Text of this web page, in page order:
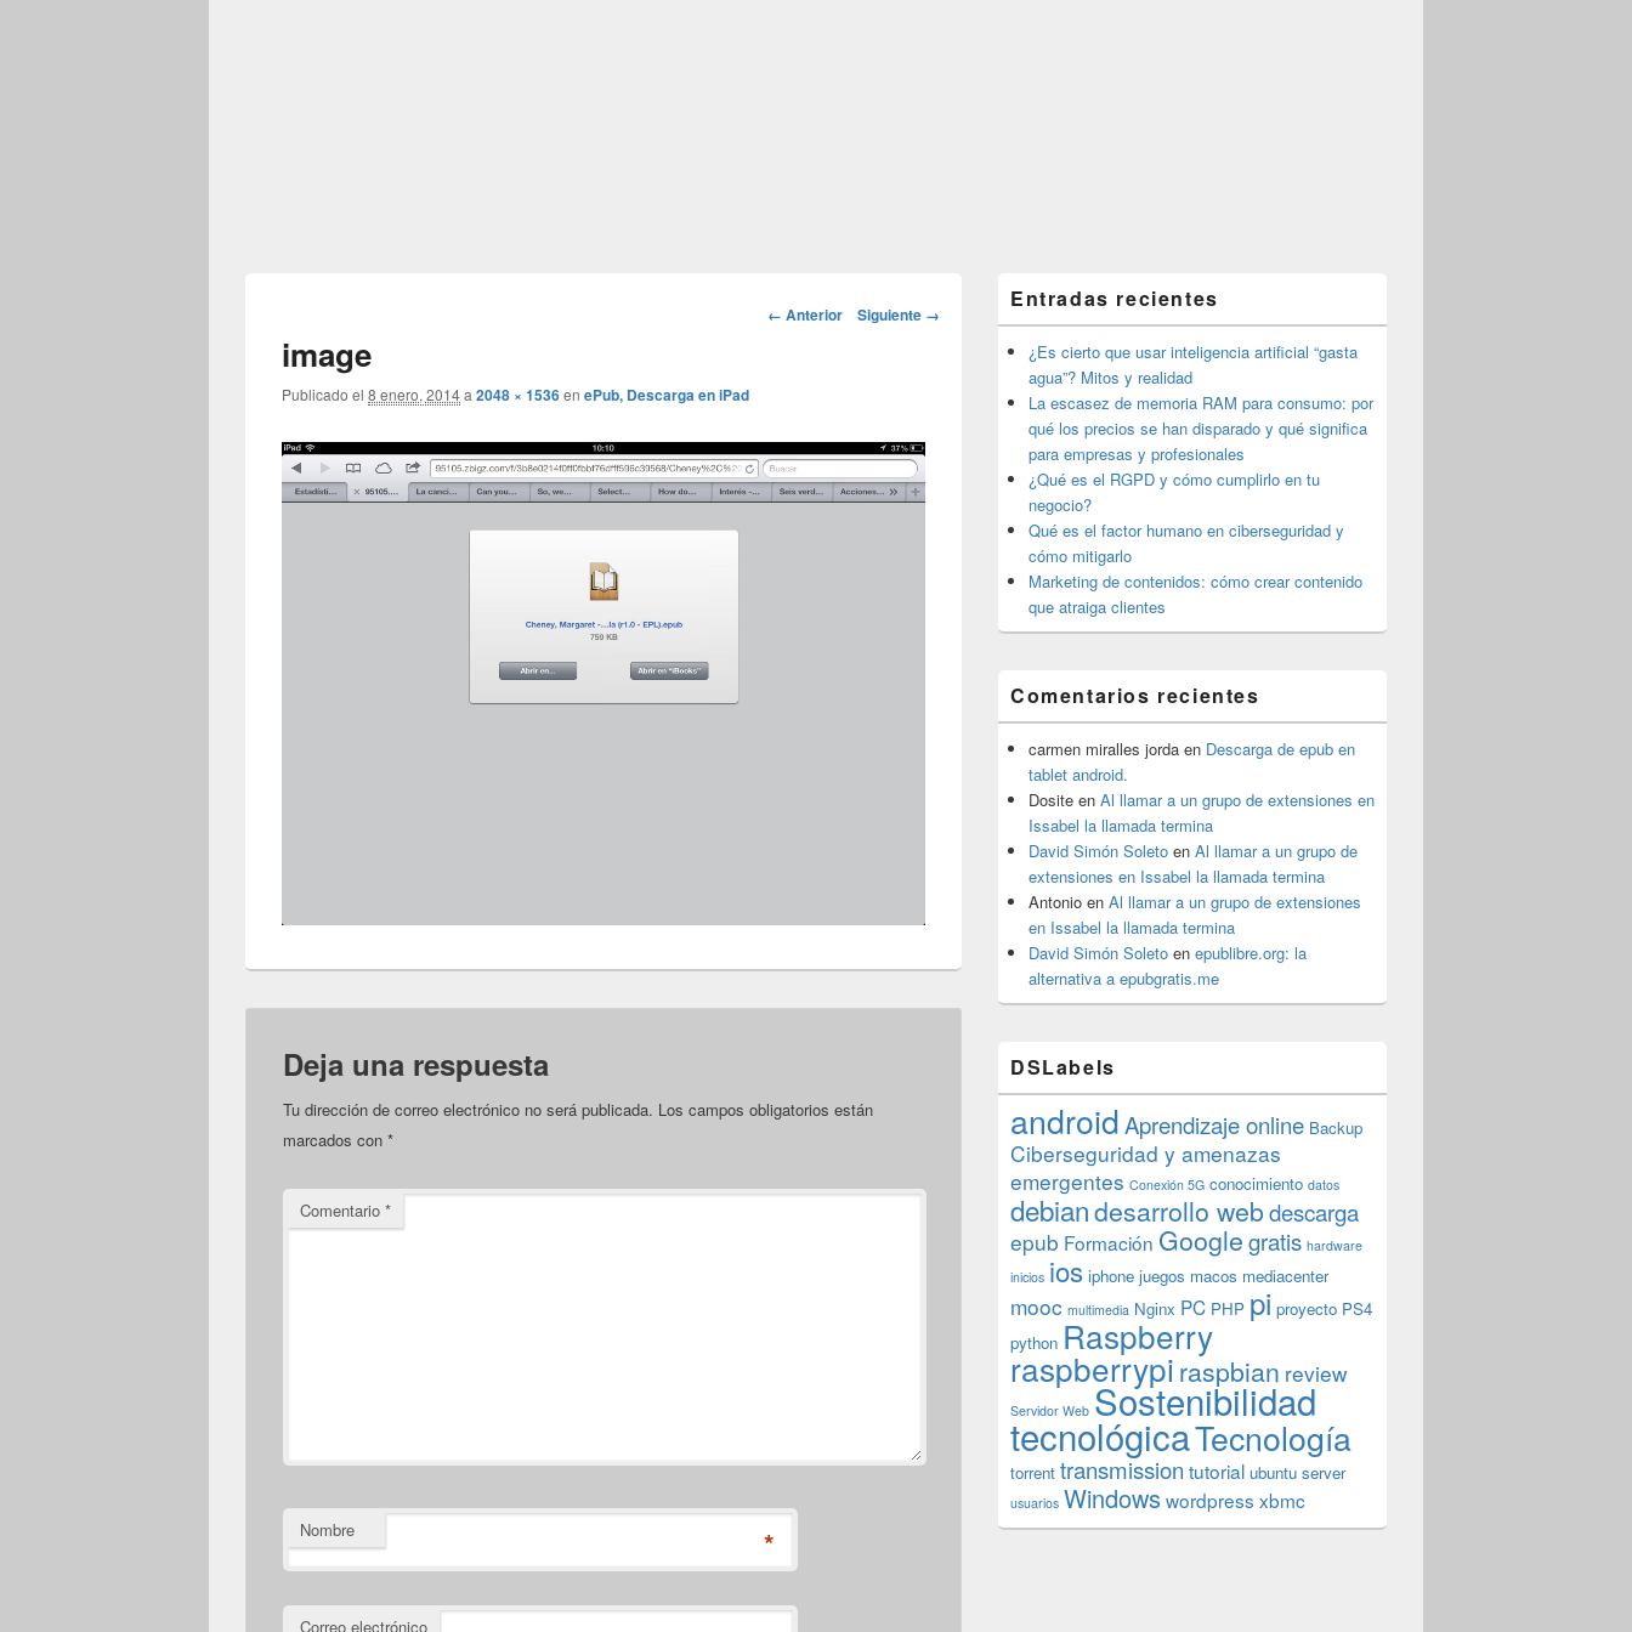
Navegador
← Anterior Siguiente →
image
Publicado el 8 enero, 2014a 2048 × 1536en ePub, Descarga en iPad
Deja una respuesta
Tu dirección de correo electrónico no será publicada. Los campos obligatorios están
marcados con *
Comentario *
Nombre *
Correo electrónico
área
de
widget
barra
lateral
primaria
Entradas recientes
¿Es cierto que usar inteligencia artificial “gasta
agua”? Mitos y realidad
La escasez de memoria RAM para consumo: por
qué los precios se han disparado y qué significa
para empresas y profesionales
¿Qué es el RGPD y cómo cumplirlo en tu
negocio?
Qué es el factor humano en ciberseguridad y
cómo mitigarlo
Marketing de contenidos: cómo crear contenido
que atraiga clientes
Comentarios recientes
carmen miralles jorda en Descarga de epub en
tablet android.
Dosite en Al llamar a un grupo de extensiones en
Issabel la llamada termina
David Simón Soleto en Al llamar a un grupo de
extensiones en Issabel la llamada termina
Antonio en Al llamar a un grupo de extensiones
en Issabel la llamada termina
David Simón Soleto en epublibre.org: la
alternativa a epubgratis.me
DSLabels
androidAprendizaje online Backup
Ciberseguridad y amenazas
emergentes Conexión 5G conocimiento datos
debiandesarrollo webdescarga
epub Formación Googlegratis hardware
inicios ios iphone juegos macos mediacenter
mooc multimedia Nginx PC PHP pi proyecto PS4
python Raspberry
raspberrypi raspbian review
Servidor Web Sostenibilidad
tecnológicaTecnología
torrent transmission tutorial ubuntu server
usuarios Windowswordpress xbmc